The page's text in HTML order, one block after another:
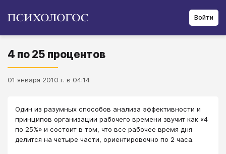
Войти
4 по 25 процентов
01 января 2010 г. в 04:14
Один из разумных способов анализа эффективности и
принципов организации рабочего времени звучит как «4
по 25%» и состоит в том, что все рабочее время дня
делится на четыре части, ориентировочно по 2 часа.